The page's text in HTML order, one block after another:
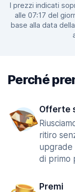
I prezzi indicati
alle 07:17 del
base alla data
Perché
Offerte
ritiro
upgrade
di primo
Premi